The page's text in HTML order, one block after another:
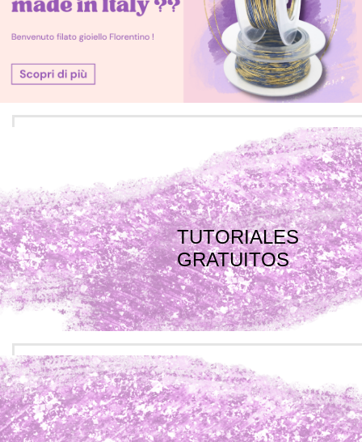
TUTORIALES
GRATUITOS